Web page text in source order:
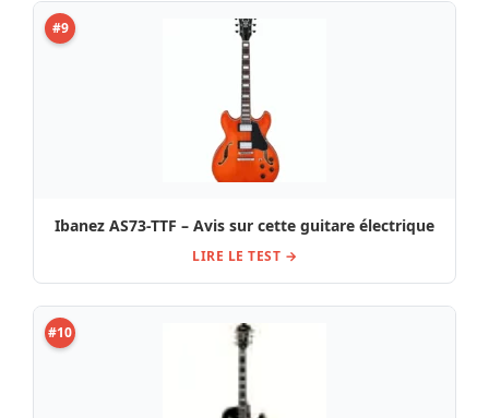
#9
Ibanez AS73-TTF – Avis sur cette guitare électrique
LIRE LE TEST →
#10